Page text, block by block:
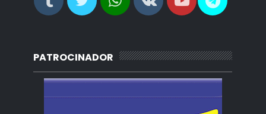
PATROCINADOR